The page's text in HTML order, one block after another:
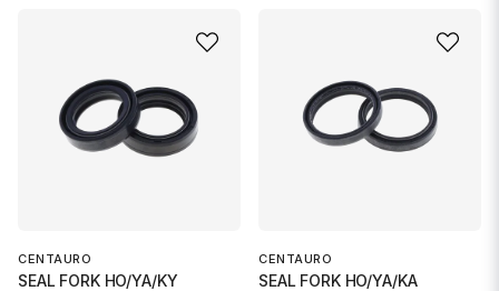
CENTAURO
SEAL FORK HO/YA/KY
CENTAURO
SEAL FORK HO/YA/KA